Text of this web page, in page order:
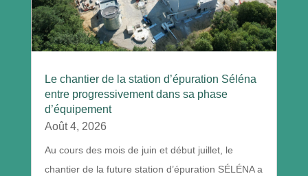
Le chantier de la station d’épuration Séléna
entre progressivement dans sa phase
d’équipement
Août 4, 2026
Au cours des mois de juin et début juillet, le
chantier de la future station d’épuration SÉLÉNA a